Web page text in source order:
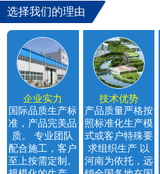
选择我们的理由
企业实力
国际品质生产标
准，产品完美品
质。 专业团队
配合施工，客户
至上按需定制。
技术优势
产品质量严格按
照标准化生产模
式或客户特殊要
求组织生产 以
河南为依托，远